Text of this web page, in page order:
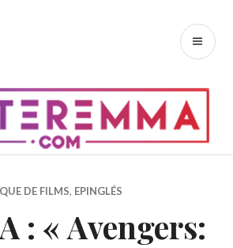
DE FILMS, EPINGLÉS
: « Avengers: